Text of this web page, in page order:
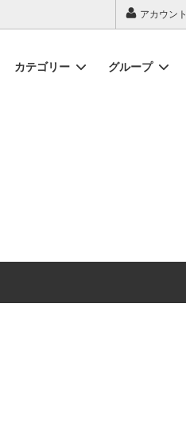
アカウント
カテゴリー グループ